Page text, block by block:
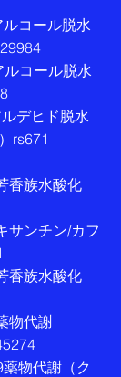
コール脱水
コール脱水
デヒド脱水
rs671
香族水酸化
サンチン/カフ
香族水酸化
物代謝
物代謝（ク